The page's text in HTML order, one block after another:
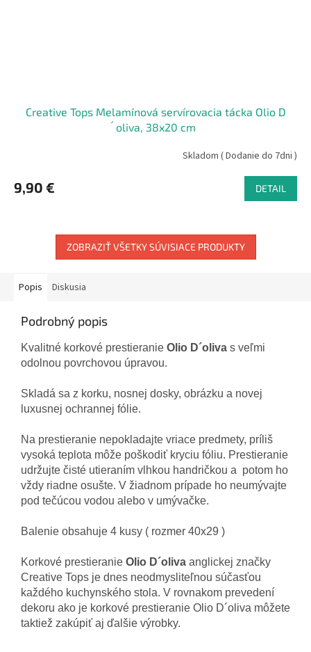
Creative Tops Melamínová servírovacia tácka Olio D
´oliva, 38x20 cm
Skladom ( Dodanie do 7dni )
9,90 € DETAIL
ZOBRAZIŤ VŠETKY SÚVISIACE PRODUKTY
Popis Diskusia
Podrobný popis
Kvalitné korkové prestieranie Olio D´oliva s veľmi
odolnou povrchovou úpravou.
Skladá sa z korku, nosnej dosky, obrázku a novej
luxusnej ochrannej fólie.
Na prestieranie nepokladajte vriace predmety, príliš
vysoká teplota môže poškodiť kryciu fóliu. Prestieranie
udržujte čisté utieraním vlhkou handričkou a potom ho
vždy riadne osušte. V žiadnom prípade ho neumývajte
pod tečúcou vodou alebo v umývačke.
Balenie obsahuje 4 kusy ( rozmer 40x29 )
Korkové prestieranie Olio D´oliva anglickej značky
Creative Tops je dnes neodmysliteľnou súčasťou
každého kuchynského stola. V rovnakom prevedení
dekoru ako je korkové prestieranie Olio D´oliva môžete
taktiež zakúpiť aj ďalšie výrobky.